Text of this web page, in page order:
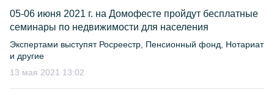
05-06 июня 2021 г. на Домофесте пройдут бесплатные
семинары по недвижимости для населения
Экспертами выступят Росреестр, Пенсионный фонд, Hотариат
и другие
13 мая 2021 13:02